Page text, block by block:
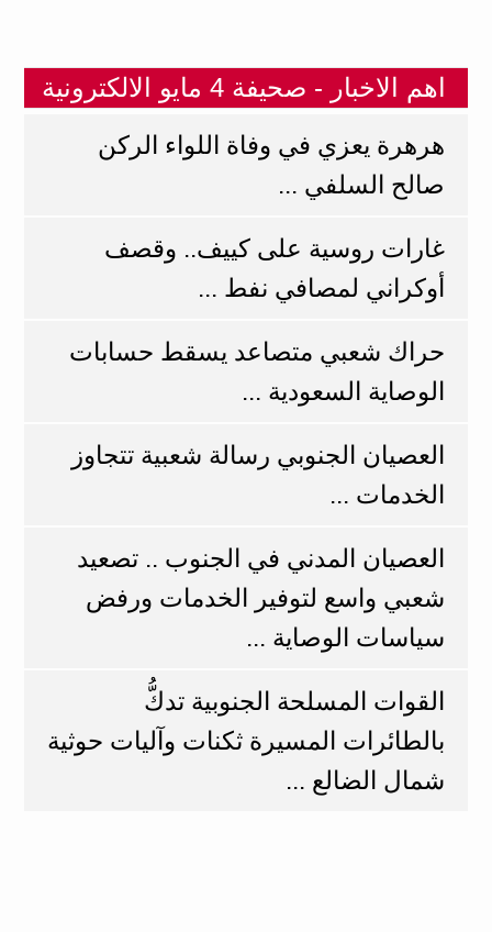
اهم الاخبار - صحيفة 4 مايو الالكترونية
هرهرة يعزي في وفاة اللواء الركن
صالح السلفي ...
غارات روسية على كييف.. وقصف
أوكراني لمصافي نفط ...
حراك شعبي متصاعد يسقط حسابات
الوصاية السعودية ...
العصيان الجنوبي رسالة شعبية تتجاوز
الخدمات ...
العصيان المدني في الجنوب .. تصعيد
شعبي واسع لتوفير الخدمات ورفض
سياسات الوصاية ...
القوات المسلحة الجنوبية تدكُّ
بالطائرات المسيرة ثكنات وآليات حوثية
شمال الضالع ...